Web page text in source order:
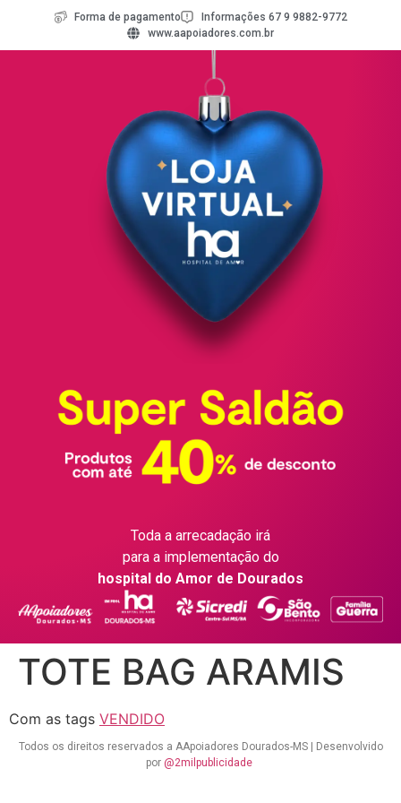
Forma de pagamento
Informações 67 9 9882-9772
www.aapoiadores.com.br
Toda a arrecadação irá
para a implementação do
hospital do Amor de Dourados
TOTE BAG ARAMIS
Com as tags VENDIDO
Todos os direitos reservados a AApoiadores Dourados-MS | Desenvolvido
por @2milpublicidade